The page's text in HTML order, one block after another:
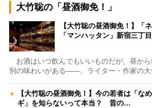
大竹聡の「昼酒御免！」
【大竹聡の昼酒御免！】「
「マンハッタン」新宿三丁
お酒はいつ飲んでもいいものだが、昼か
別の味わいがある――。ライター・作家の
【大竹聡の昼酒御免！】今の若者は「な
ギ」を知らないって本当？ 昔の…